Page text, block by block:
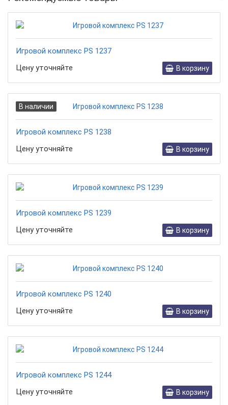
Игровой комплекс PS 1237
Цену уточняйте
В корзину
В наличии
Игровой комплекс PS 1238
Цену уточняйте
В корзину
Игровой комплекс PS 1239
Цену уточняйте
В корзину
Игровой комплекс PS 1240
Цену уточняйте
В корзину
Игровой комплекс PS 1244
Цену уточняйте
В корзину